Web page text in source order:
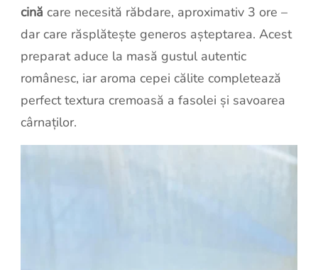
cină care necesită răbdare, aproximativ 3 ore –
dar care răsplătește generos așteptarea. Acest
preparat aduce la masă gustul autentic
românesc, iar aroma cepei călite completează
perfect textura cremoasă a fasolei și savoarea
cârnaților.